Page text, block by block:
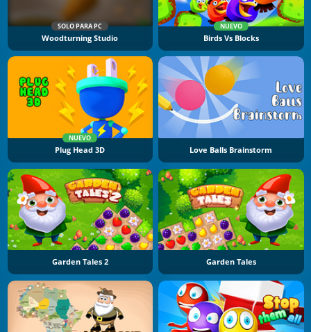
SOLO PARA PC
Woodturning Studio
NUEVO
Birds Vs Blocks
NUEVO
Plug Head 3D Love Balls Brainstorm
Garden Tales 2 Garden Tales